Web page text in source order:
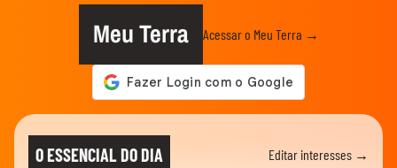
Meu Terra Acessar o Meu Terra →
O ESSENCIAL DO DIA Editar interesses →